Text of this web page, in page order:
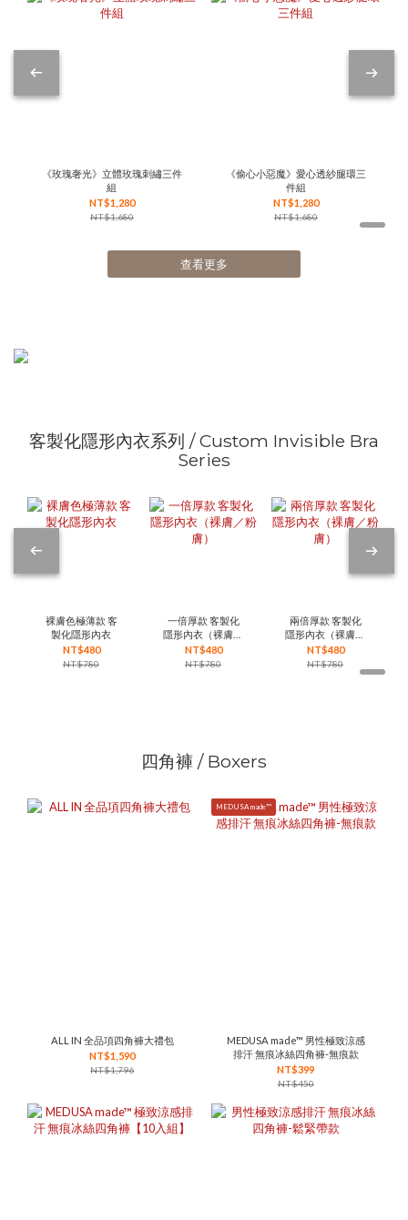
《玫瑰奢光》立體玫瑰刺繡三件
組
NT$1,280
NT$1,680
《偷心小惡魔》愛心透紗腿環三
件組
NT$1,280
NT$1,680
查看更多
客製化隱形內衣系列 / Custom Invisible Bra
Series
裸膚色極薄款 客
製化隱形內衣
NT$480
NT$780
一倍厚款 客製化
隱形內衣（裸膚／
粉膚）
NT$480
NT$780
兩倍厚款 客製化
隱形內衣（裸膚／
粉膚）
NT$480
NT$780
四角褲 / Boxers
ALL IN 全品項四角褲大禮包
NT$1,590
NT$1,796
MEDUSA made™
MEDUSA made™ 男性極致涼感
排汗 無痕冰絲四角褲-無痕款
NT$399
NT$450